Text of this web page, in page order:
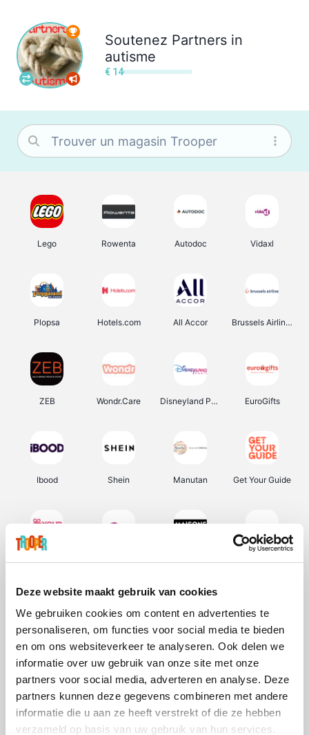
Deze website maakt gebruik van cookies
We gebruiken cookies om content en advertenties te
personaliseren, om functies voor social media te bieden
en om ons websiteverkeer te analyseren. Ook delen we
informatie over uw gebruik van onze site met onze
partners voor social media, adverteren en analyse. Deze
partners kunnen deze gegevens combineren met andere
informatie die u aan ze heeft verstrekt of die ze hebben
verzameld op basis van uw gebruik van hun services.
Soutenez Partners in
autisme
€ 14
Lego Rowenta Autodoc Vidaxl
Plopsa Hotels.com All Accor Brussels Airlines
ZEB Wondr.Care Disneyland Paris EuroGifts
Ibood Shein Manutan Get Your Guide
Weekendesk Sarenza Schiesser Interhome